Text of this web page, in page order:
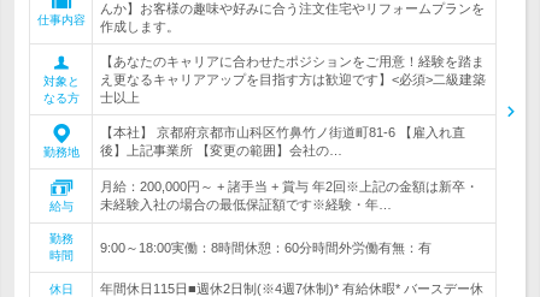
仕事内容
んか】お客様の趣味や好みに合う注文住宅やリフォームプランを
作成します。
対象と
なる方
【あなたのキャリアに合わせたポジションをご用意！経験を踏ま
え更なるキャリアアップを目指す方は歓迎です】<必須>二級建築
士以上
勤務地
【本社】 京都府京都市山科区竹鼻竹ノ街道町81-6 【雇入れ直
後】上記事業所 【変更の範囲】会社の…
給与
月給：200,000円～ + 諸手当 + 賞与 年2回※上記の金額は新卒・
未経験入社の場合の最低保証額です※経験・年…
勤務
時間
9:00～18:00実働：8時間休憩：60分時間外労働有無：有
休日
年間休日115日■週休2日制(※4週7休制)* 有給休暇* バースデー休